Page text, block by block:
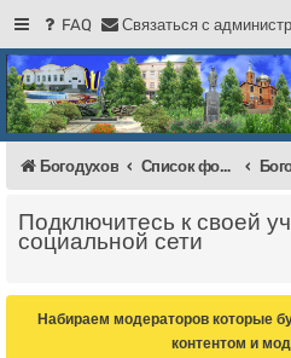
FAQ Связаться с администр
Регистрация
Форум Богодухова
Богодухов
Богодухов Список форумов
Подключитесь к своей
социальной сети
Набираем модераторов которые
контентом и